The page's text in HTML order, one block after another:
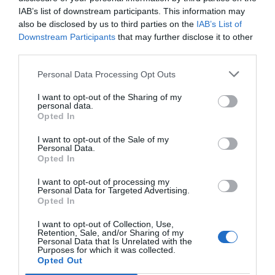
IAB’s list of downstream participants. This information may
also be disclosed by us to third parties on the IAB’s List of
Downstream Participants that may further disclose it to other
Personal Data Processing Opt Outs
I want to opt-out of the Sharing of my
personal data.
Opted In
I want to opt-out of the Sale of my
Personal Data.
Opted In
I want to opt-out of processing my
Personal Data for Targeted Advertising.
Opted In
I want to opt-out of Collection, Use,
Retention, Sale, and/or Sharing of my
Personal Data that Is Unrelated with the
Purposes for which it was collected.
Opted Out
przyciąga miłośników sztuki.
Popularne Kategorie
tapas, paella i sangria?
największych uroków jest wyjątkowa
takich jak tapas, paella oraz tradycyjny
doznania w Hiszpanii w latach 2025-
2026.
39 06.02.2026•
czy RPA?
Kenia i Tanzania to dwa najważniejsze
niezapomniane widoki. Wybór między
nimi może być trudny, dlatego ten
Oceania. Co robić na Muri Beach?
Snurkowanie, kajaki i nocny targ z
jedzeniem
Muri Beach to jedno z najpiękniejszych